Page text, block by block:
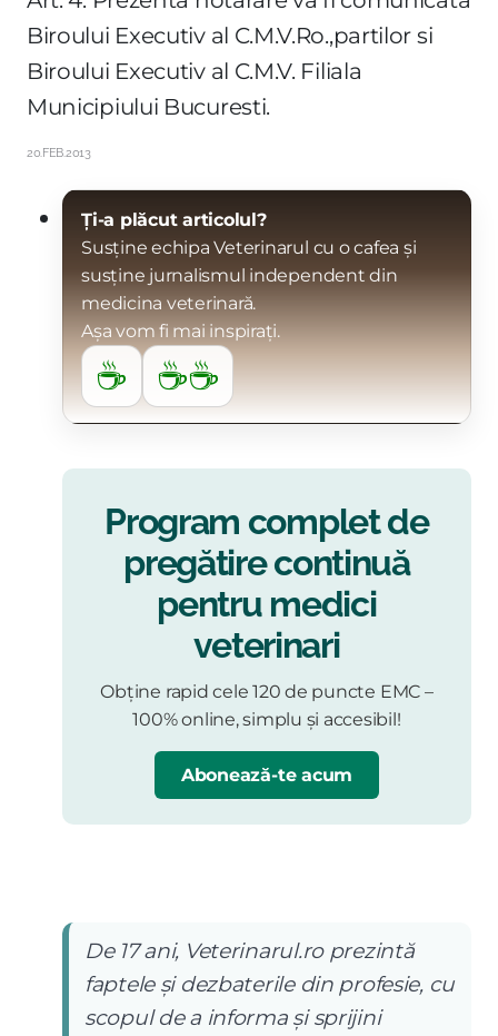
Biroului Executiv al C.M.V.Ro.,partilor si
Biroului Executiv al C.M.V. Filiala
Municipiului Bucuresti.
20.FEB.2013
Ți-a plăcut articolul?
Susține echipa Veterinarul cu o cafea și
susține jurnalismul independent din
medicina veterinară.
Așa vom fi mai inspirați.
☕ ☕☕
Program complet de
pregătire continuă
pentru medici
veterinari
Obține rapid cele 120 de puncte EMC –
100% online, simplu și accesibil!
Abonează-te acum
De 17 ani, Veterinarul.ro prezintă
faptele și dezbaterile din profesie, cu
scopul de a informa și sprijini